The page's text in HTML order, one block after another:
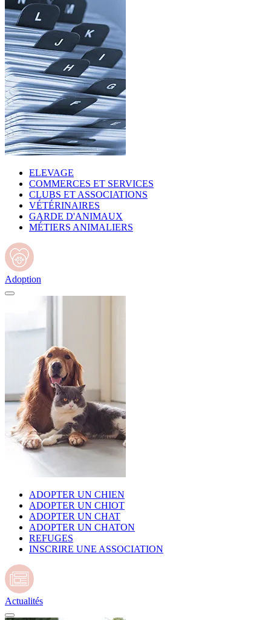
ELEVAGE
COMMERCES ET SERVICES
CLUBS ET ASSOCIATIONS
VÉTÉRINAIRES
GARDE D'ANIMAUX
MÉTIERS ANIMALIERS
Adoption
ADOPTER UN CHIEN
ADOPTER UN CHIOT
ADOPTER UN CHAT
ADOPTER UN CHATON
REFUGES
INSCRIRE UNE ASSOCIATION
Actualités